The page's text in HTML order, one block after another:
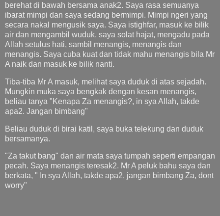
berehat di bawah bersama anak2. Saya rasa semuanya
ibarat mimpi dan saya sedang bermimpi. Mimpi ngeri yang
secara nakal mengusik saya. Saya istighfar, masuk ke bilik
air dan mengambil wuduk, saya solat hajat, mengadu pada
Allah setulus hati, sambil menangis, menangis dan
menangis. Saya cuba kuat dan tidak mahu menangis bila Mr
A naik dan masuk ke bilik nanti.
Tiba-tiba Mr A masuk, melihat saya duduk di atas sejadah.
Mungkin muka saya bengkak dengan kesan menangis,
beliau tanya "Kenapa Za menangis?, in sya Allah, takde
apa2. Jangan bimbang"
Beliau duduk di birai katil, saya buka telekung dan duduk
bersamanya.
"Za takut bang" dan air mata saya tumpah seperti empangan
pecah. Saya menangis teresak2. Mr A peluk bahu saya dan
berkata, " In sya Allah, takde apa2, jangan bimbang Za, dont
worry"